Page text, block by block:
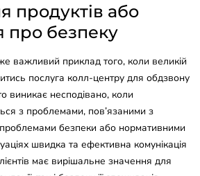
продуктів або
про безпеку
важливий приклад того, коли великій
послуга колл-центру для обдзвону
виникає несподівано, коли
з проблемами, пов’язаними з
безпеки або нормативними
швидка та ефективна комунікація
має вирішальне значення для